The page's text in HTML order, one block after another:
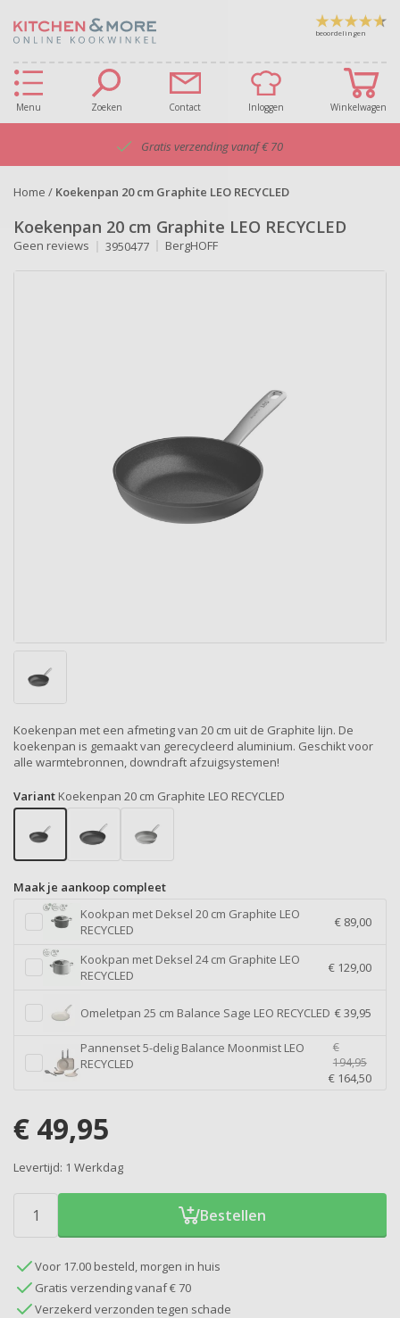
beoordelingen
Menu Zoeken Contact Inloggen Winkelwagen
Gratis verzending vanaf € 70
Home / Koekenpan 20 cm Graphite LEO RECYCLED
Koekenpan 20 cm Graphite LEO RECYCLED
Geen reviews 3950477 BergHOFF
Koekenpan met een afmeting van 20 cm uit de Graphite lijn. De
koekenpan is gemaakt van gerecycleerd aluminium. Geschikt voor
alle warmtebronnen, downdraft afzuigsystemen!
Variant Koekenpan 20 cm Graphite LEO RECYCLED
Maak je aankoop compleet
Kookpan met Deksel 20 cm Graphite LEO
RECYCLED
€ 89,00
Kookpan met Deksel 24 cm Graphite LEO
RECYCLED
€ 129,00
Omeletpan 25 cm Balance Sage LEO RECYCLED € 39,95
Pannenset 5-delig Balance Moonmist LEO
RECYCLED
€ 164,50
€
194,95
€ 49,95
Levertijd: 1 Werkdag
Bestellen
Voor 17.00 besteld, morgen in huis
Gratis verzending vanaf € 70
Verzekerd verzonden tegen schade